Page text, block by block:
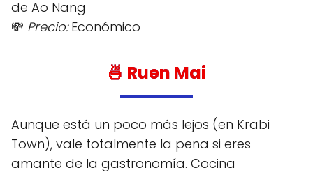
de Ao Nang
💸 Precio:Económico
🍜 Ruen Mai
Aunque está un poco más lejos (en Krabi
Town), vale totalmente la pena si eres
amante de la gastronomía. Cocina